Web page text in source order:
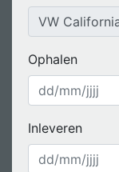
Ophalen
Inleveren